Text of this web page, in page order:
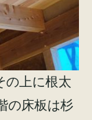
の上に根太
の床板は杉